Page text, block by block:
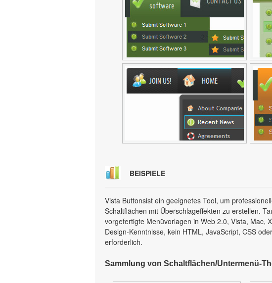
BEISPIELE
Vista Buttonsist ein geeignetes Tool, um
Schaltflächen mit Überschlageffekten zu erstellen.
vorgefertigte Menüvorlagen in Web 2.0, Vista, Mac,
Design-Kenntnisse, kein HTML, JavaScript, CSS
erforderlich.
Sammlung von Schaltflächen/Untermenü-